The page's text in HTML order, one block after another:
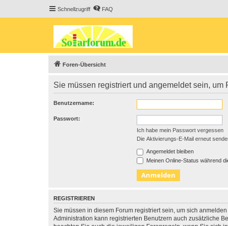
Schnellzugriff FAQ
Foren-Übersicht
Sie müssen registriert und angemeldet sein, um
Benutzername:
Passwort:
Ich habe mein Passwort vergessen
Die Aktivierungs-E-Mail erneut
Angemeldet bleiben
Meinen Online-Status während
REGISTRIEREN
Sie müssen in diesem Forum registriert sein, um sich
Administration kann registrierten Benutzern auch zusätzliche